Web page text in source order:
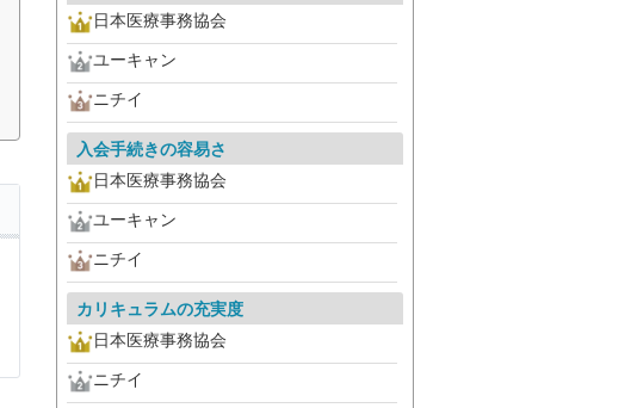
日本医療事務協会
ユーキャン
ニチイ
入会手続きの容易さ
日本医療事務協会
ユーキャン
ニチイ
カリキュラムの充実度
日本医療事務協会
ニチイ